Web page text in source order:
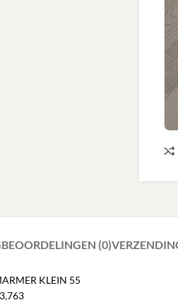
BEOORDELINGEN (0)
KLEIN 55